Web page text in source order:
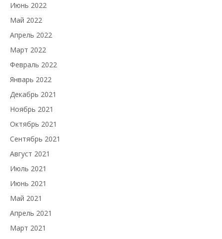
Июнь 2022
Май 2022
Апрель 2022
Март 2022
Февраль 2022
Январь 2022
Декабрь 2021
Ноябрь 2021
Октябрь 2021
Сентябрь 2021
Август 2021
Июль 2021
Июнь 2021
Май 2021
Апрель 2021
Март 2021